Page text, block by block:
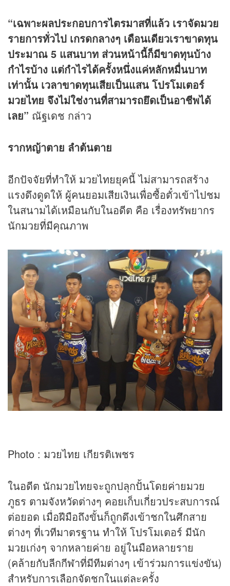
“เฉพาะผลประกอบการไตรมาสที่แล้ว เราจัดมวย
รายการทั่วไป เกรดกลางๆ เดือนเดียวเราขาดทุน
ประมาณ 5 แสนบาท ส่วนหน้านี้ก็มีขาดทุนบ้าง
กำไรบ้าง แต่กำไรได้ครั้งหนึ่งแค่หลักหมื่นบาท
เท่านั้น เวลาขาดทุนเสียเป็นแสน โปรโมเตอร์
มวยไทย จึงไม่ใช่งานที่สามารถยึดเป็นอาชีพได้
เลย” ณัฐเดช กล่าว
รากหญ้าตาย ลำต้นตาย
อีกปัจจัยที่ทำให้ มวยไทยยุคนี้ ไม่สามารถสร้าง
แรงดึงดูดให้ ผู้คนยอมเสียเงินเพื่อซื้อตั๋วเข้าไปชม
ในสนามได้เหมือนกับในอดีต คือ เรื่องทรัพยากร
นักมวยที่มีคุณภาพ
Photo : มวยไทย เกียรติเพชร
ในอดีต นักมวยไทยจะถูกปลุกปั้นโดยค่ายมวย
ภูธร ตามจังหวัดต่างๆ คอยเก็บเกี่ยวประสบการณ์
ต่อยอด เมื่อฝีมือถึงขั้นก็ถูกดึงเข้าชกในศึกสาย
ต่างๆ ที่เวทีมาตรฐาน ทำให้ โปรโมเตอร์ มีนัก
มวยเก่งๆ จากหลายค่าย อยู่ในมือหลายราย
(คล้ายกับลีกกีฬาที่มีทีมต่างๆ เข้าร่วมการแข่งขัน)
สำหรับการเลือกจัดชกในแต่ละครั้ง